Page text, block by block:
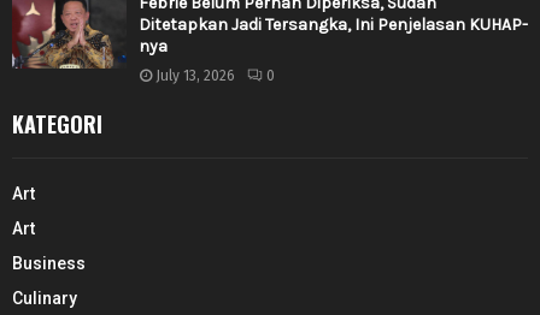
Ditetapkan Jadi Tersangka, Ini Penjelasan KUHAP-
nya
July 13, 2026 0
KATEGORI
Art
Art
Business
Culinary